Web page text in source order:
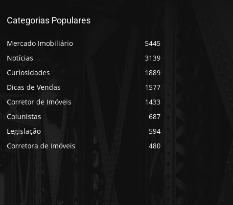
Categorias Populares
Mercado Imobiliário
5445
Notícias
3139
Curiosidades
1889
Dicas de Vendas
1577
Corretor de Imóveis
1433
Colunistas
687
Legislação
594
Corretora de Imóveis
480